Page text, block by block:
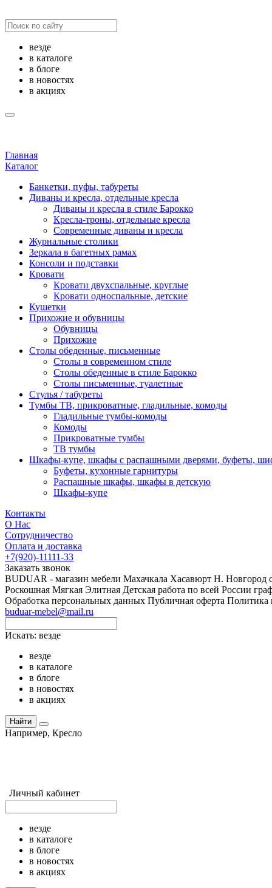
везде
в каталоге
в блоге
в новостях
в акциях
Главная
Каталог
Банкетки, пуфы, табуреты
Диваны и кресла, отдельные кресла
Диваны и кресла в стиле Барокко
Кресла-троны, отдельные кресла
Современные диваны и кресла
Журнальные столики
Зеркала в багетных рамах
Консоли и подставки
Кровати
Кровати двухспальные, круглые
Кровати односпальные, детские
Кушетки
Прихожие и обувницы
Обувницы
Прихожие
Столы обеденные, письменные
Столы в современном стиле
Столы обеденные в стиле Барокко
Столы письменные, туалетные
Стулья / табуреты
Тумбы ТВ, прикроватные, гладильные, комоды
Гладильные тумбы-комоды
Комоды
Прикроватные тумбы
ТВ тумбы
Шкафы-купе, шкафы с распашными дверями, буфеты,
Буфеты, кухонные гарнитуры
Распашные шкафы, шкафы в детскую
Шкафы-купе
Контакты
О Нас
Сотрудничество
Оплата и доставка
+7(920)-11111-33
Заказать звонок
BUDUAR - магазин мебели Махачкала Хасавюрт Н. Новгород
Роскошная Мягкая Элитная Детская работа по всей России
Обработка персональных данных Публичная оферта Политика
buduar-mebel@mail.ru
Искать: везде
везде
в каталоге
в блоге
в новостях
в акциях
Найти
Например, Кресло
Личный кабинет
везде
в каталоге
в блоге
в новостях
в акциях